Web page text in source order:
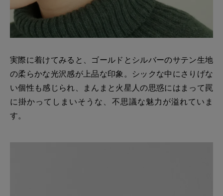
実際に着けてみると、ゴールドとシルバーのサテン生地
の柔らかな光沢感が上品な印象。シックな中にさりげな
い個性も感じられ、まんまと火星人の思惑にはまって罠
に掛かってしまいそうな、不思議な魅力が溢れていま
す。